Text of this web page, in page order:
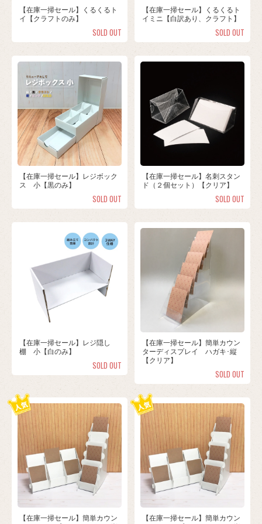
【在庫一掃セール】くるくるト
イ【クラフトのみ】
SOLD OUT
【在庫一掃セール】くるくるト
イミニ【白訳あり、クラフト】
SOLD OUT
【在庫一掃セール】レジボック
ス 小【黒のみ】
SOLD OUT
【在庫一掃セール】名刺スタン
ド（２個セット）【クリア】
SOLD OUT
【在庫一掃セール】レジ隠し
棚 小【白のみ】
SOLD OUT
【在庫一掃セール】簡単カウン
ターディスプレイ ハガキ･縦
【クリア】
SOLD OUT
【在庫一掃セール】簡単カウン
【在庫一掃セール】簡単カウン